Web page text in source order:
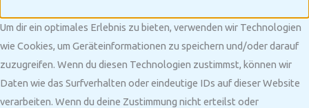
Um dir ein optimales Erlebnis zu bieten, verwenden wir Technologien
wie Cookies, um Geräteinformationen zu speichern und/oder darauf
zuzugreifen. Wenn du diesen Technologien zustimmst, können wir
Daten wie das Surfverhalten oder eindeutige IDs auf dieser Website
verarbeiten. Wenn du deine Zustimmung nicht erteilst oder